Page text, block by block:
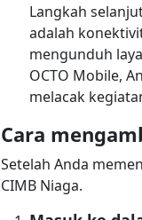
Langkah
adalah
mengunduh
OCTO Mobile,
melacak
Cara
Setelah Anda
CIMB Niaga.